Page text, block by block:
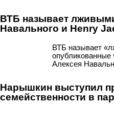
ВТБ называет
Навального и Henry
ВТБ называет
Алексея
Нарышкин выступил
семейственности в